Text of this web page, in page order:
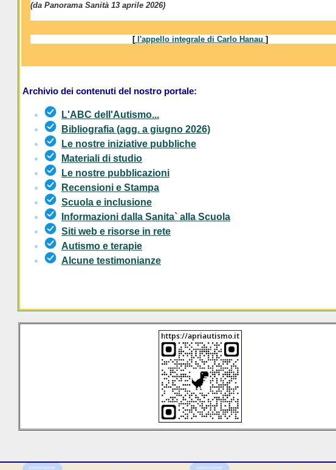
(da Panorama Sanità 13 aprile 2026)
[l'appello integrale di Carlo Hanau ]
Archivio dei contenuti del nostro portale:
L'ABC dell'Autismo...
Bibliografia (agg. a giugno 2026)
Le nostre iniziative pubbliche
Materiali di studio
Le nostre pubblicazioni
Recensioni e Stampa
Scuola e inclusione
Informazioni dalla Sanita` alla Scuola
Siti web e risorse in rete
Autismo e terapie
Alcune testimonianze